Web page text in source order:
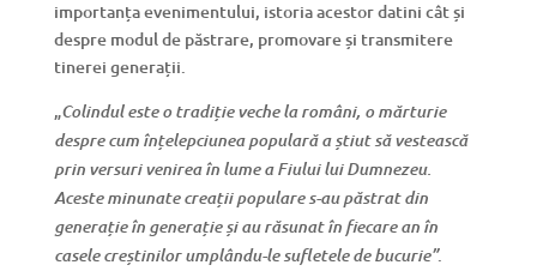
importanța evenimentului, istoria acestor datini cât și
despre modul de păstrare, promovare și transmitere
tinerei generații.
„Colindul este o tradiție veche la români, o mărturie
despre cum înțelepciunea populară a știut să vestească
prin versuri venirea în lume a Fiului lui Dumnezeu.
Aceste minunate creații populare s-au păstrat din
generație în generație și au răsunat în fiecare an în
casele creștinilor umplându-le sufletele de bucurie”.